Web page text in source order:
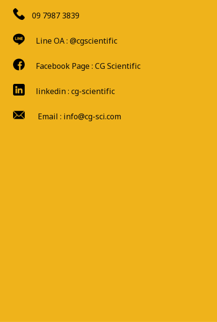
09 7987 3839
Line OA : @cgscientific
Facebook Page : CG Scientific
linkedin : cg-scientific
Email : info@cg-sci.com